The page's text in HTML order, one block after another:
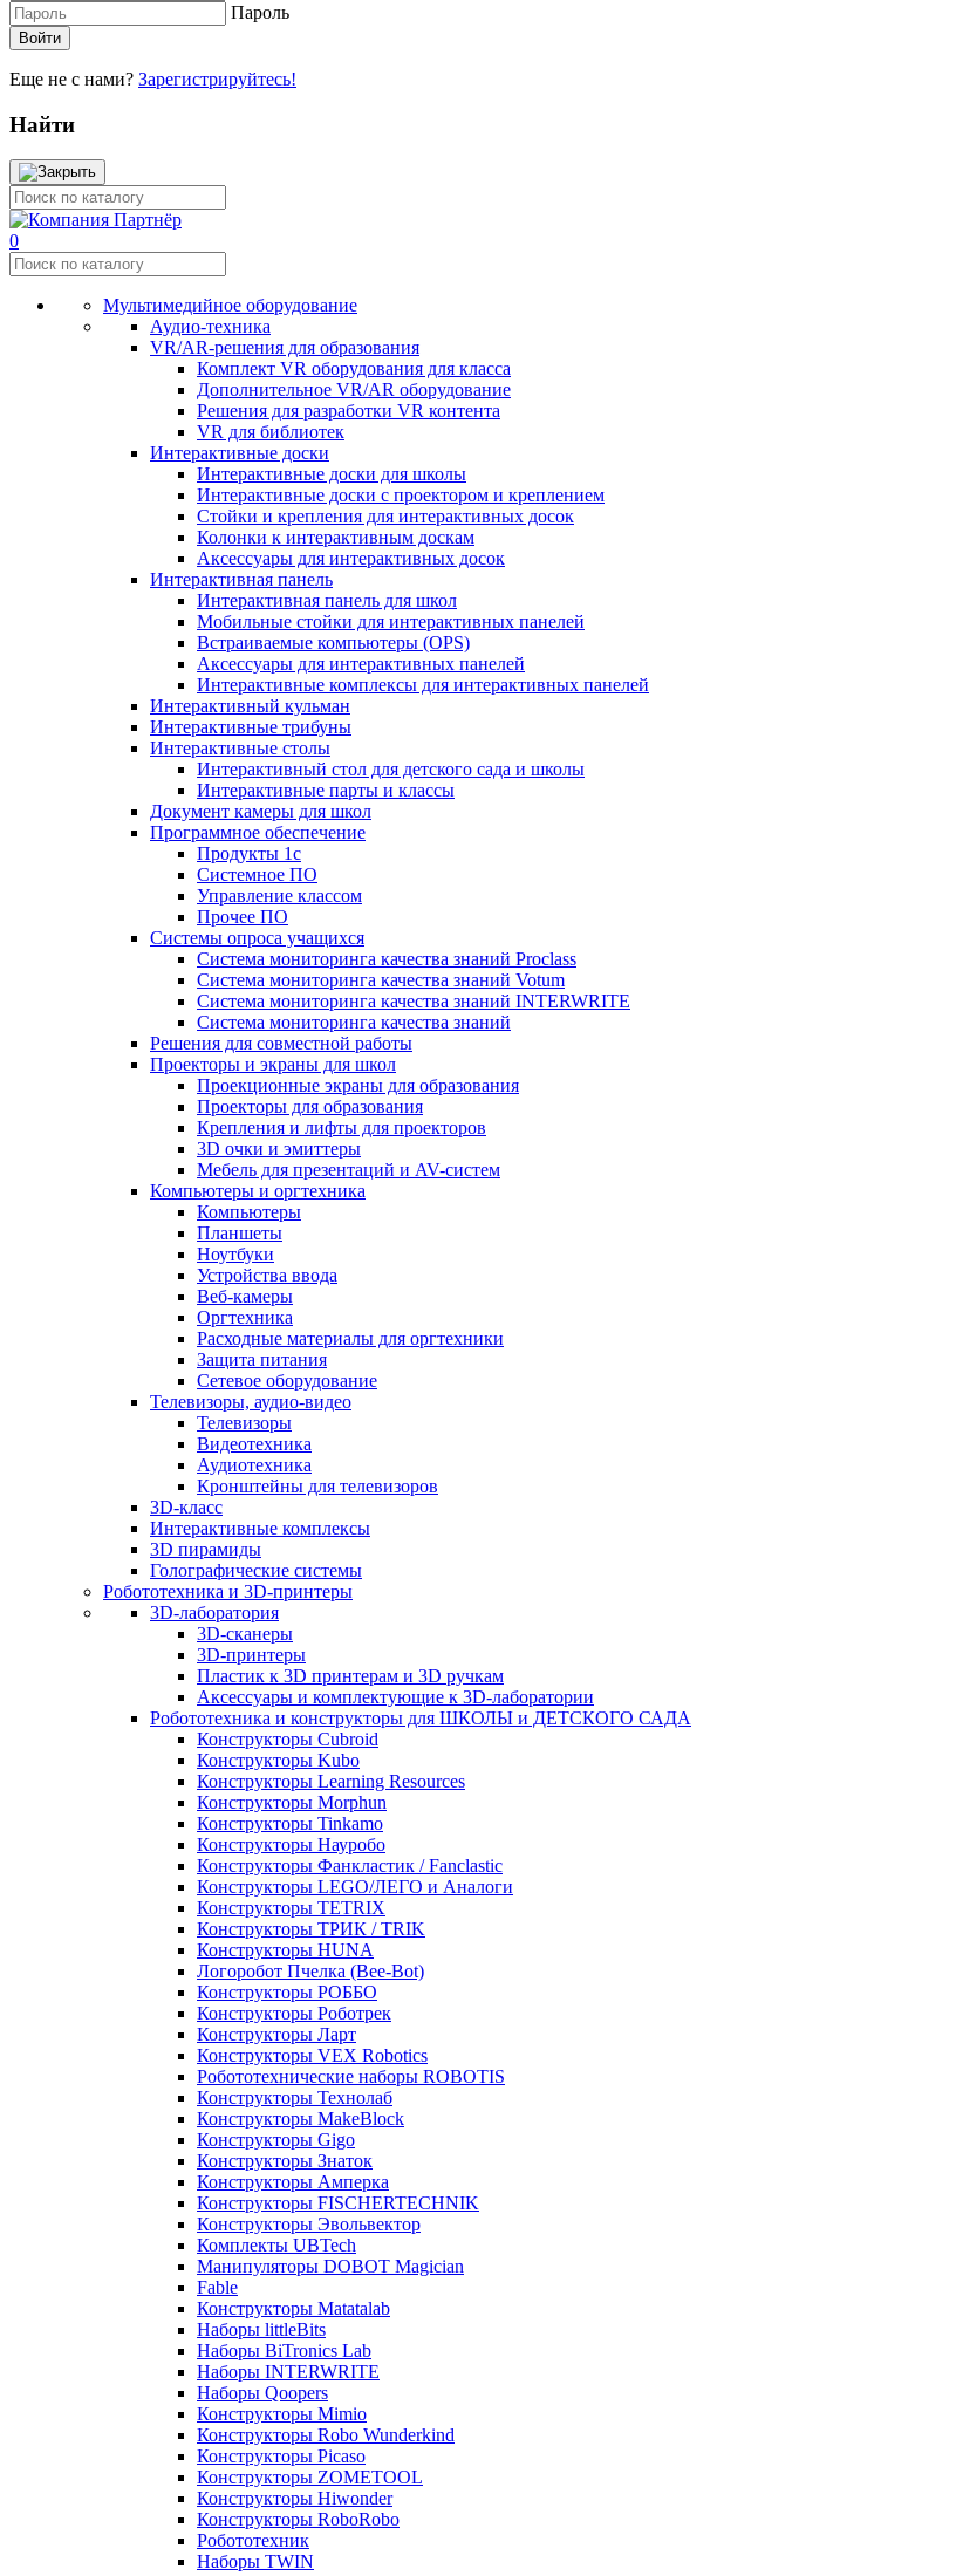
Пароль
Еще не с нами? Зарегистрируйтесь!
Найти
0
Мультимедийное оборудование
Аудио-техника
VR/AR-решения для образования
Комплект VR оборудования для класса
Дополнительное VR/AR оборудование
Решения для разработки VR контента
VR для библиотек
Интерактивные доски
Интерактивные доски для школы
Интерактивные доски с проектором и креплением
Стойки и крепления для интерактивных досок
Колонки к интерактивным доскам
Аксессуары для интерактивных досок
Интерактивная панель
Интерактивная панель для школ
Мобильные стойки для интерактивных панелей
Встраиваемые компьютеры (OPS)
Аксессуары для интерактивных панелей
Интерактивные комплексы для интерактивных панелей
Интерактивный кульман
Интерактивные трибуны
Интерактивные столы
Интерактивный стол для детского сада и школы
Интерактивные парты и классы
Документ камеры для школ
Программное обеспечение
Продукты 1с
Системное ПО
Управление классом
Прочее ПО
Системы опроса учащихся
Система мониторинга качества знаний Proclass
Система мониторинга качества знаний Votum
Система мониторинга качества знаний INTERWRITE
Система мониторинга качества знаний
Решения для совместной работы
Проекторы и экраны для школ
Проекционные экраны для образования
Проекторы для образования
Крепления и лифты для проекторов
3D очки и эмиттеры
Мебель для презентаций и AV-систем
Компьютеры и оргтехника
Компьютеры
Планшеты
Ноутбуки
Устройства ввода
Веб-камеры
Оргтехника
Расходные материалы для оргтехники
Защита питания
Сетевое оборудование
Телевизоры, аудио-видео
Телевизоры
Видеотехника
Аудиотехника
Кронштейны для телевизоров
3D-класс
Интерактивные комплексы
3D пирамиды
Голографические системы
Робототехника и 3D-принтеры
3D-лаборатория
3D-сканеры
3D-принтеры
Пластик к 3D принтерам и 3D ручкам
Аксессуары и комплектующие к 3D-лаборатории
Робототехника и конструкторы для ШКОЛЫ и ДЕТСКОГО САДА
Конструкторы Cubroid
Конструкторы Kubo
Конструкторы Learning Resources
Конструкторы Morphun
Конструкторы Tinkamo
Конструкторы Науробо
Конструкторы Фанкластик / Fanclastic
Конструкторы LEGO/ЛЕГО и Аналоги
Конструкторы TETRIX
Конструкторы ТРИК / TRIK
Конструкторы HUNA
Логоробот Пчелка (Bee-Bot)
Конструкторы РОББО
Конструкторы Роботрек
Конструкторы Ларт
Конструкторы VEX Robotics
Робототехнические наборы ROBOTIS
Конструкторы Технолаб
Конструкторы MakeBlock
Конструкторы Gigo
Конструкторы Знаток
Конструкторы Амперка
Конструкторы FISCHERTECHNIK
Конструкторы Эвольвектор
Комплекты UBTech
Манипуляторы DOBOT Magician
Fable
Конструкторы Matatalab
Наборы littleBits
Наборы BiTronics Lab
Наборы INTERWRITE
Наборы Qoopers
Конструкторы Mimio
Конструкторы Robo Wunderkind
Конструкторы Picaso
Конструкторы ZOMETOOL
Конструкторы Hiwonder
Конструкторы RoboRobo
Робототехник
Наборы TWIN